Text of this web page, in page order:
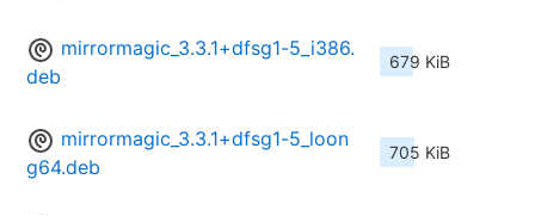
mirrormagic_3.3.1+dfsg1-5_i386.
deb
679 KiB
mirrormagic_3.3.1+dfsg1-5_loon
g64.deb
705 KiB